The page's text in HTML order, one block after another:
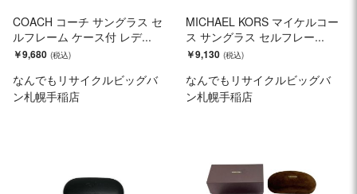
COACH コーチ サングラス セ
ルフレーム ケース付 レデ...
￥9,680
なんでもリサイクルビッグバ
ン札幌手稲店
MICHAEL KORS マイケルコー
ス サングラス セルフレー...
￥9,130
なんでもリサイクルビッグバ
ン札幌手稲店